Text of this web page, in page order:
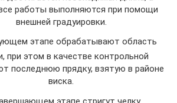
работы выполняются при помощи
внешней градуировки.
этапе обрабатывают область
при этом в качестве контрольной
последнюю прядку, взятую в районе
виска.